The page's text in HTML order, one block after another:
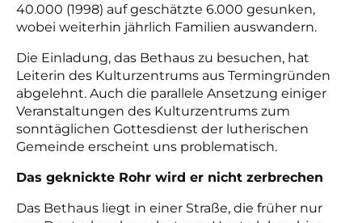
40.000 (1998) auf geschätzte 6.000 gesunken,
wobei weiterhin jährlich Familien auswandern.
Die Einladung, das Bethaus zu besuchen, hat
Leiterin des Kulturzentrums aus Termingründen
abgelehnt. Auch die parallele Ansetzung einiger
Veranstaltungen des Kulturzentrums zum
sonntäglichen Gottesdienst der lutherischen
Gemeinde erscheint uns problematisch.
Das geknickte Rohr wird er nicht zerbrechen
Das Bethaus liegt in einer Straße, die früher nur